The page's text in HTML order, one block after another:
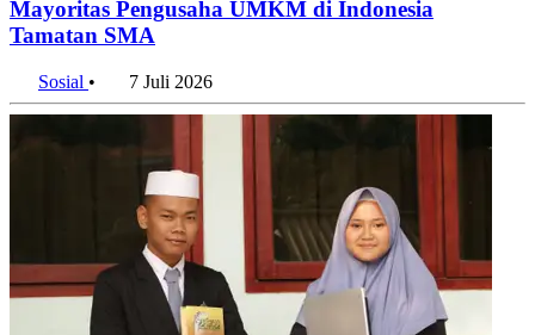
Mayoritas Pengusaha UMKM di Indonesia
Tamatan SMA
Sosial • 7 Juli 2026